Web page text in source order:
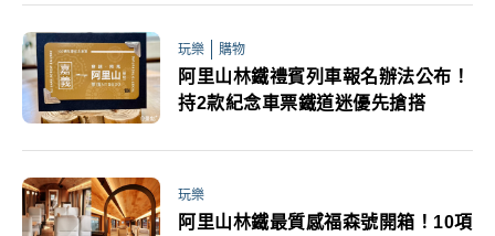
玩樂 購物
阿里山林鐵禮賓列車報名辦法公布！
持2款紀念車票鐵道迷優先搶搭
玩樂
阿里山林鐵最質感福森號開箱！10項